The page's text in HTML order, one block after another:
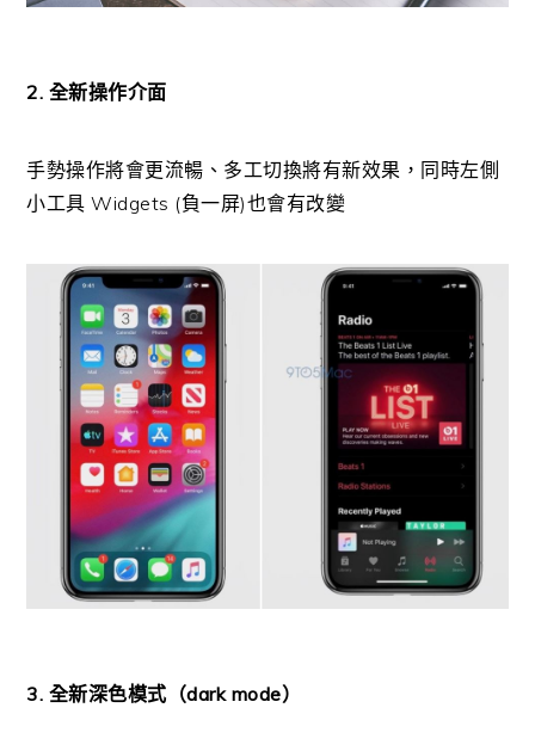
2. 全新操作介面
手勢操作將會更流暢、多工切換將有新效果，同時左側
小工具 Widgets (負一屏)也會有改變
3. 全新深色模式（dark mode）